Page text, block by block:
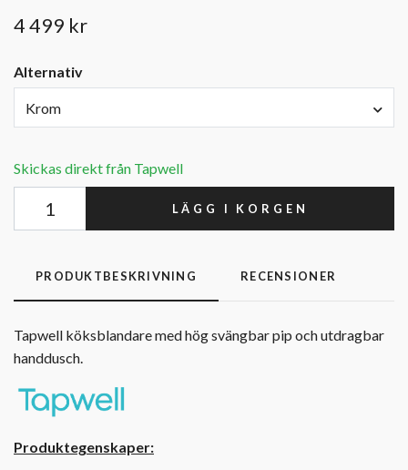
4 499 kr
Alternativ
Krom
Skickas direkt från Tapwell
LÄGG I KORGEN
PRODUKTBESKRIVNING RECENSIONER
Tapwell köksblandare med hög svängbar pip och utdragbar
handdusch.
Produktegenskaper: